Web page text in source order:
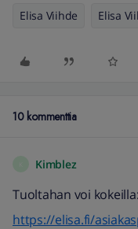
Elisa Viihde Elisa
10 kommenttia
Kimblez
Tuoltahan voi kokeilla:
https://elisa.fi/